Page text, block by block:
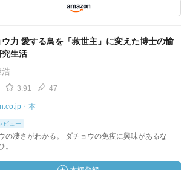
ウ力 愛する鳥を「救世主」に変えた博士の愉
生活
浩
3.91 47
・本
ビュー
の凄さがわかる。 ダチョウの免疫に興味があるな
。